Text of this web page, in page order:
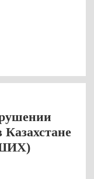
Казахстане